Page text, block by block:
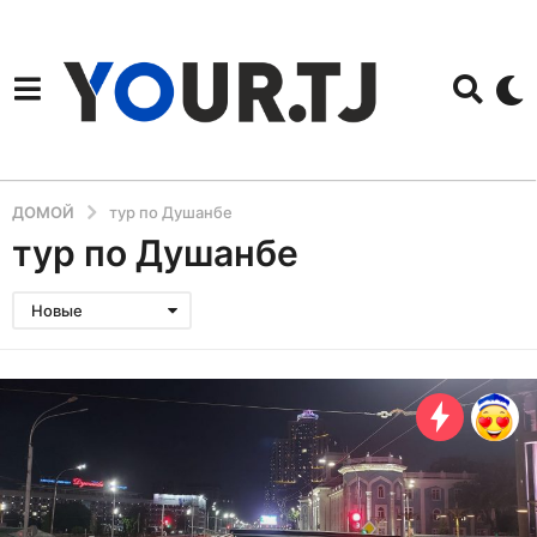
ДОМОЙ тур по Душанбе
тур по Душанбе
Новые